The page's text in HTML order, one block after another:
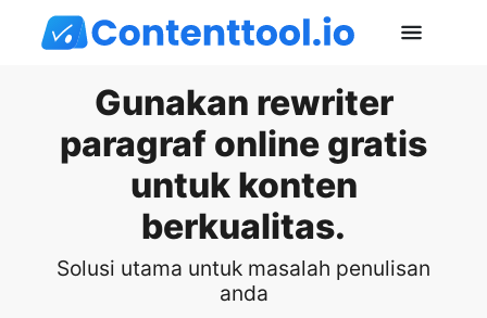
Gunakan rewriter
paragraf online gratis
untuk konten
berkualitas.
Solusi utama untuk masalah penulisan
anda